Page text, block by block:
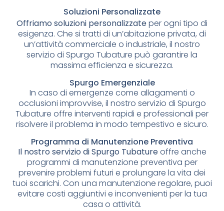
Soluzioni Personalizzate
Offriamo soluzioni personalizzateper ogni tipo di
esigenza. Che si tratti di un’abitazione privata, di
un’attività commerciale o industriale, il nostro
servizio di Spurgo Tubature può garantire la
massima efficienza e sicurezza.
Spurgo Emergenziale
In caso di emergenze come allagamenti o
occlusioni improvvise, il nostro servizio di Spurgo
Tubature offre interventi rapidi e professionali per
risolvere il problema in modo tempestivo e sicuro.
Programma di Manutenzione Preventiva
Il nostro servizio di Spurgo Tubatureoffre anche
programmi di manutenzione preventiva per
prevenire problemi futuri e prolungare la vita dei
tuoi scarichi. Con una manutenzione regolare, puoi
evitare costi aggiuntivi e inconvenienti per la tua
casa o attività.